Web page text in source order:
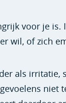
voor je is.
wil, of zich
als irritatie,
niet